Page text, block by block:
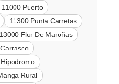
11000 Puerto
11300 Punta Carretas
13000 Flor De Maroñas
Rural